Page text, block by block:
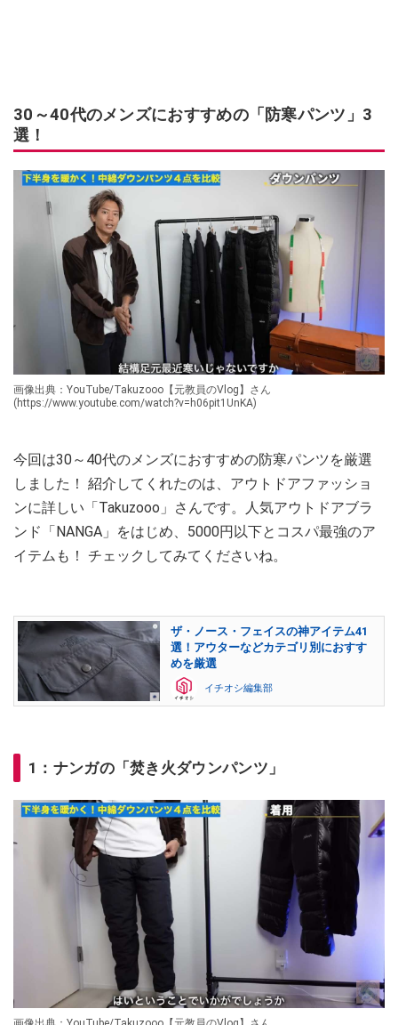
30～40代のメンズにおすすめの「防寒パンツ」3
選！
画像出典：YouTube/Takuzooo【元教員のVlog】さん
(https://www.youtube.com/watch?v=h06pit1UnKA)
今回は30～40代のメンズにおすすめの防寒パンツを厳選
しました！ 紹介してくれたのは、アウトドアファッショ
ンに詳しい「Takuzooo」さんです。人気アウトドアブラ
ンド「NANGA」をはじめ、5000円以下とコスパ最強のア
イテムも！ チェックしてみてくださいね。
ザ・ノース・フェイスの神アイテム41
選！アウターなどカテゴリ別におすす
めを厳選
イチオシ編集部
1：ナンガの「焚き火ダウンパンツ」